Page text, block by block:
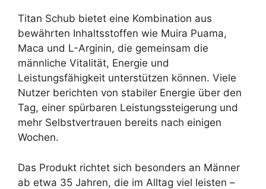
Titan Schub bietet eine Kombination aus
bewährten Inhaltsstoffen wie Muira Puama,
Maca und L-Arginin, die gemeinsam die
männliche Vitalität, Energie und
Leistungsfähigkeit unterstützen können. Viele
Nutzer berichten von stabiler Energie über den
Tag, einer spürbaren Leistungssteigerung und
mehr Selbstvertrauen bereits nach einigen
Wochen.
Das Produkt richtet sich besonders an Männer
ab etwa 35 Jahren, die im Alltag viel leisten –